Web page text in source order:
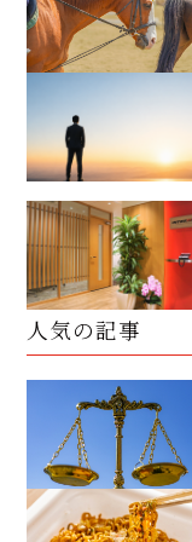
人気の記事